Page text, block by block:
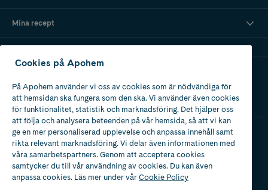
Mina recept
Apotek med tillstånd
av Läkemedelsverket
Cookies på Apohem
På Apohem använder vi oss av cookies som är nödvändiga för
att hemsidan ska fungera som den ska. Vi använder även cookies
för funktionalitet, statistik och marknadsföring. Det hjälper oss
att följa och analysera beteenden på vår hemsida, så att vi kan
ge en mer personaliserad upplevelse och anpassa innehåll samt
rikta relevant marknadsföring. Vi delar även informationen med
våra samarbetspartners. Genom att acceptera cookies
samtycker du till vår användning av cookies. Du kan även
anpassa cookies. Läs mer under vårCookie Policy